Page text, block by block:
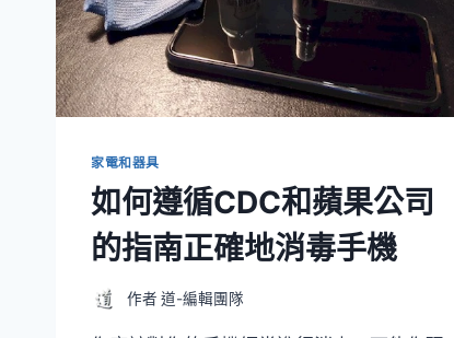
家電和器具
如何遵循CDC和蘋果公司
的指南正確地消毒手機
作者 道-編輯團隊